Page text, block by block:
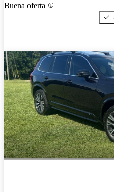
Buena oferta